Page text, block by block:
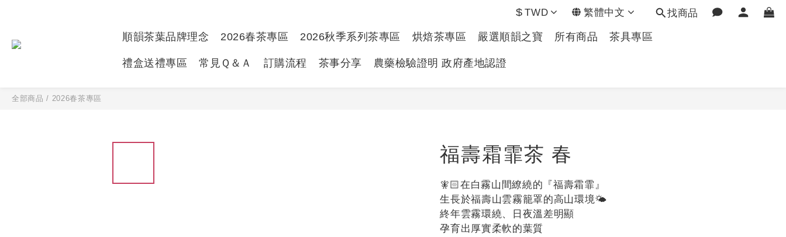
$ TWD 繁體中文 找商品
順韻茶葉品牌理念 2026春茶專區 2026秋季系列茶專區 烘焙茶專區 嚴選順韻之寶 所有商品 茶具專區
禮盒送禮專區 常見Ｑ＆Ａ 訂購流程 茶事分享 農藥檢驗證明 政府產地認證
全部商品 / 2026春茶專區
福壽霜霏茶 春
🧚🏻在白霧山間繚繞的『福壽霜霏』
生長於福壽山雲霧籠罩的高山環境🌤️
終年雲霧環繞、日夜溫差明顯
孕育出厚實柔軟的葉質